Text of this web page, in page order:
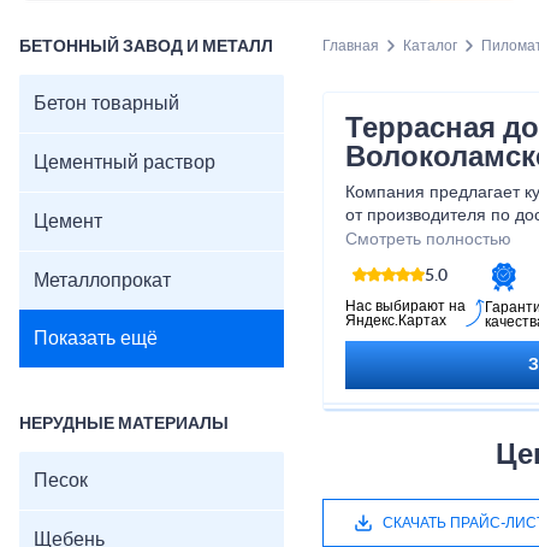
БЕТОННЫЙ ЗАВОД И МЕТАЛЛ
Бетон товарный
Цементный раствор
Цемент
Металлопрокат
Показать ещё
НЕРУДНЫЕ МАТЕРИАЛЫ
Песок
Щебень
Главная Каталог
Террасная
Компания предлагает
от производителя по
материала
все операции по
выполняются на
Смотреть полностью
5.0
Нас выбирают на
Яндекс.Картах
СКАЧАТЬ ПРАЙС-